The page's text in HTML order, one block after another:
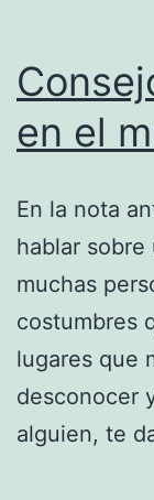
en el
En la nota
hablar
muchas
costumbres
lugares que
desconocer
alguien, te